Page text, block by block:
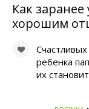
Как
хорошим
ребенка
их